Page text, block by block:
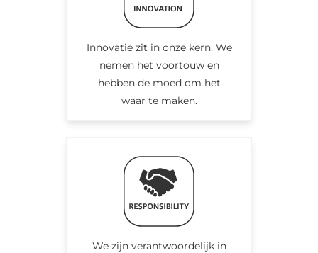
Innovatie zit in onze kern. We
nemen het voortouw en
hebben de moed om het
waar te maken.
We zijn verantwoordelijk in